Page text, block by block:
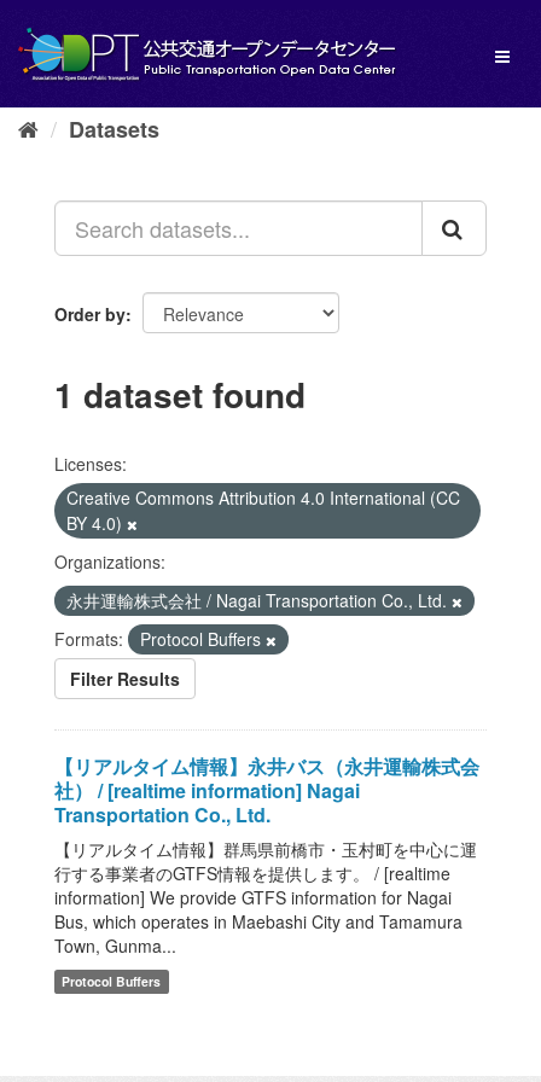
content
Datasets
Order by
1 dataset found
Licenses:
Creative Commons Attribution 4.0 International (CC
BY 4.0)
Organizations:
永井運輸株式会社 / Nagai Transportation Co., Ltd.
Formats:
Protocol Buffers
Filter Results
【リアルタイム情報】永井バス（永井運輸株式会
社） / [realtime information] Nagai
Transportation Co., Ltd.
【リアルタイム情報】群馬県前橋市・玉村町を中心に運
行する事業者のGTFS情報を提供します。 / [realtime
information] We provide GTFS information for Nagai
Bus, which operates in Maebashi City and Tamamura
Town, Gunma...
Protocol Buffers